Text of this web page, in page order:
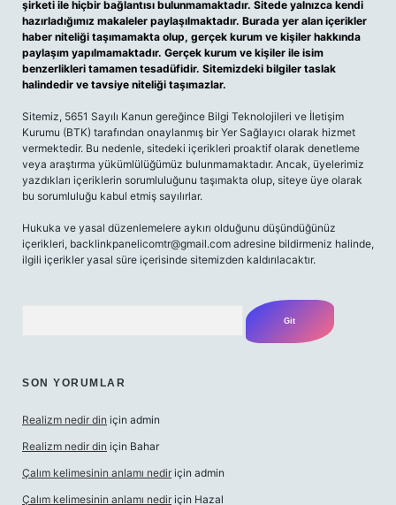
şirketi ile hiçbir bağlantısı bulunmamaktadır. Sitede yalnızca kendi
hazırladığımız makaleler paylaşılmaktadır. Burada yer alan içerikler
haber niteliği taşımamakta olup, gerçek kurum ve kişiler hakkında
paylaşım yapılmamaktadır. Gerçek kurum ve kişiler ile isim
benzerlikleri tamamen tesadüfidir. Sitemizdeki bilgiler taslak
halindedir ve tavsiye niteliği taşımazlar.
Sitemiz, 5651 Sayılı Kanun gereğince Bilgi Teknolojileri ve İletişim
Kurumu (BTK) tarafından onaylanmış bir Yer Sağlayıcı olarak hizmet
vermektedir. Bu nedenle, sitedeki içerikleri proaktif olarak denetleme
veya araştırma yükümlülüğümüz bulunmamaktadır. Ancak, üyelerimiz
yazdıkları içeriklerin sorumluluğunu taşımakta olup, siteye üye olarak
bu sorumluluğu kabul etmiş sayılırlar.
Hukuka ve yasal düzenlemelere aykırı olduğunu düşündüğünüz
içerikleri, backlinkpanelicomtr@gmail.com adresine bildirmeniz halinde,
ilgili içerikler yasal süre içerisinde sitemizden kaldırılacaktır.
SON YORUMLAR
Realizm nedir din için admin
Realizm nedir din için Bahar
Çalım kelimesinin anlamı nedir için admin
Çalım kelimesinin anlamı nedir için Hazal